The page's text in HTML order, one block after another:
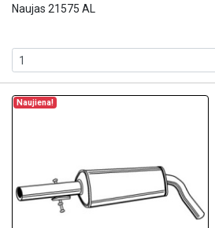
Naujas 21575 AL
Naujiena!